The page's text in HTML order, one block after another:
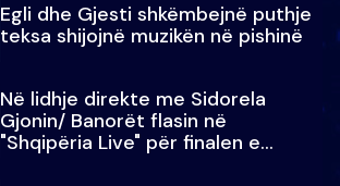
Egli dhe Gjesti shkëmbejnë puthje
teksa shijojnë muzikën në pishinë
Në lidhje direkte me Sidorela
Gjonin/ Banorët flasin në
"Shqipëria Live" për finalen e